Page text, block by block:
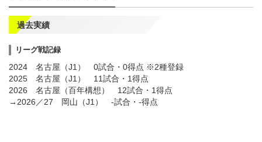
過去実績
リーグ戦記録
2024 名古屋（J1） 0試合・0得点 ※2種登録
2025 名古屋（J1） 11試合・1得点
2026 名古屋（百年構想） 12試合・1得点
→2026／27 岡山（J1） -試合・-得点